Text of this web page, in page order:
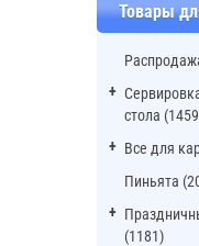
Товары
стола
Все для
Пиньята
(1181)